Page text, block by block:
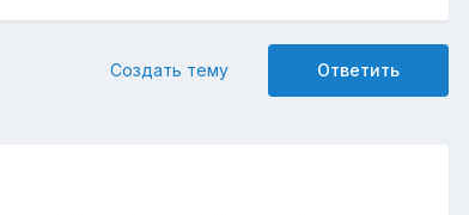
Ответить
Создать тему